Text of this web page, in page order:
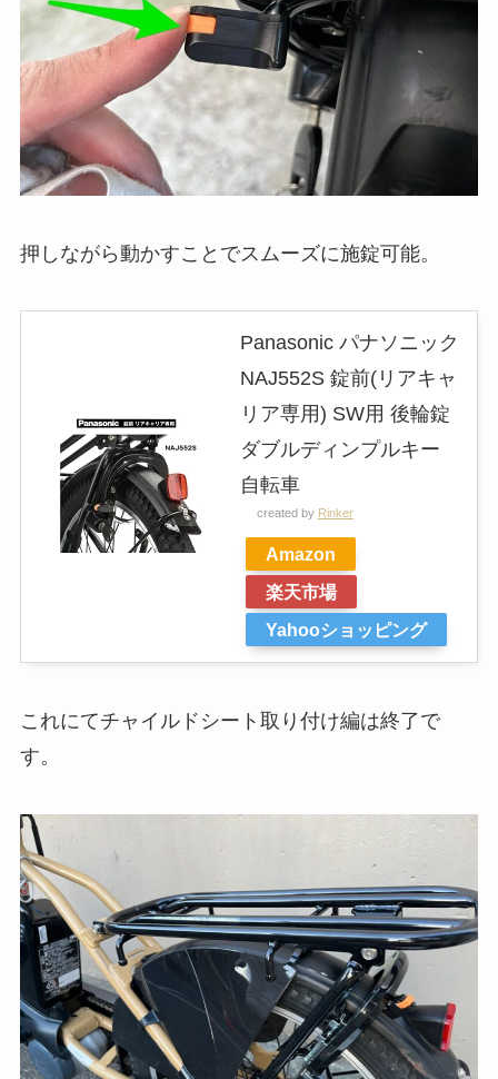
押しながら動かすことでスムーズに施錠可能。
Panasonic パナソニック
NAJ552S 錠前(リアキャ
リア専用) SW用 後輪錠
ダブルディンプルキー
自転車
created by Rinker
Amazon
楽天市場
Yahooショッピング
これにてチャイルドシート取り付け編は終了で
す。